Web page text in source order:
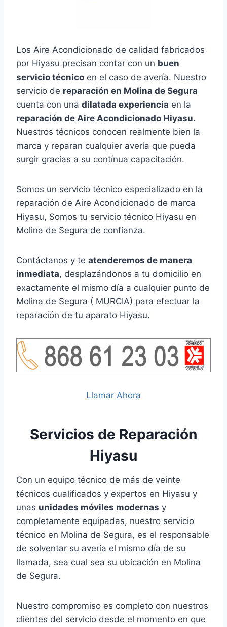
Los Aire Acondicionado de calidad fabricados
por Hiyasu precisan contar con un buen
servicio técnico en el caso de avería. Nuestro
servicio de reparación en Molina de Segura
cuenta con una dilatada experiencia en la
reparación de Aire Acondicionado Hiyasu.
Nuestros técnicos conocen realmente bien la
marca y reparan cualquier avería que pueda
surgir gracias a su contínua capacitación.
Somos un servicio técnico especializado en la
reparación de Aire Acondicionado de marca
Hiyasu, Somos tu servicio técnico Hiyasu en
Molina de Segura de confianza.
Contáctanos y te atenderemos de manera
inmediata, desplazándonos a tu domicilio en
exactamente el mismo día a cualquier punto de
Molina de Segura ( MURCIA) para efectuar la
reparación de tu aparato Hiyasu.
Llamar Ahora
Servicios de Reparación
Hiyasu
Con un equipo técnico de más de veinte
técnicos cualificados y expertos en Hiyasu y
unas unidades móviles modernas y
completamente equipadas, nuestro servicio
técnico en Molina de Segura, es el responsable
de solventar su avería el mismo día de su
llamada, sea cual sea su ubicación en Molina
de Segura.
Nuestro compromiso es completo con nuestros
clientes del servicio desde el momento en que